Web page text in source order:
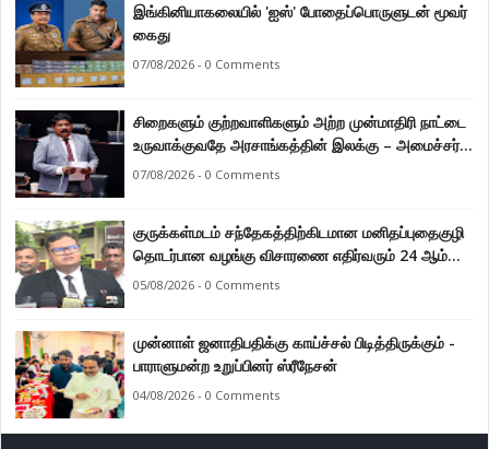
இங்கினியாகலையில் 'ஐஸ்' போதைப்பொருளுடன் மூவர்
கைது
07/08/2026 - 0 Comments
சிறைகளும் குற்றவாளிகளும் அற்ற முன்மாதிரி நாட்டை
உருவாக்குவதே அரசாங்கத்தின் இலக்கு – அமைச்சர்
இராமலிங்கம் சந்திரசேகர்
07/08/2026 - 0 Comments
குருக்கள்மடம் சந்தேகத்திற்கிடமான மனிதப்புதைகுழி
தொடர்பான வழங்கு விசாரணை எதிர்வரும் 24 ஆம்
திகதிக்கு தவணையிடப்பட்டுள்ளது.
05/08/2026 - 0 Comments
முன்னாள் ஜனாதிபதிக்கு காய்ச்சல் பிடித்திருக்கும் -
பாராளுமன்ற உறுப்பினர் ஸ்ரீநேசன்
04/08/2026 - 0 Comments